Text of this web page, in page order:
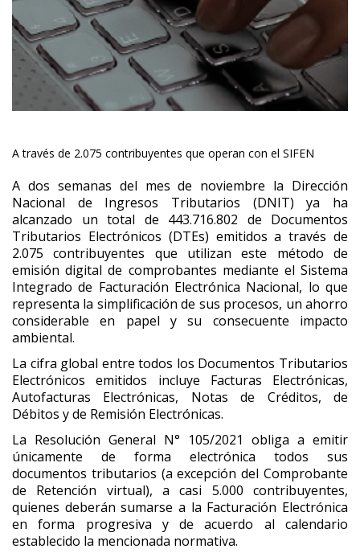
A través de 2.075 contribuyentes que operan con el SIFEN
A dos semanas del mes de noviembre la Dirección
Nacional de Ingresos Tributarios (DNIT) ya ha
alcanzado un total de 443.716.802 de Documentos
Tributarios Electrónicos (DTEs) emitidos a través de
2.075 contribuyentes que utilizan este método de
emisión digital de comprobantes mediante el Sistema
Integrado de Facturación Electrónica Nacional, lo que
representa la simplificación de sus procesos, un ahorro
considerable en papel y su consecuente impacto
ambiental.
La cifra global entre todos los Documentos Tributarios
Electrónicos emitidos incluye Facturas Electrónicas,
Autofacturas Electrónicas, Notas de Créditos, de
Débitos y de Remisión Electrónicas.
La Resolución General N° 105/2021 obliga a emitir
únicamente de forma electrónica todos sus
documentos tributarios (a excepción del Comprobante
de Retención virtual), a casi 5.000 contribuyentes,
quienes deberán sumarse a la Facturación Electrónica
en forma progresiva y de acuerdo al calendario
establecido la mencionada normativa.